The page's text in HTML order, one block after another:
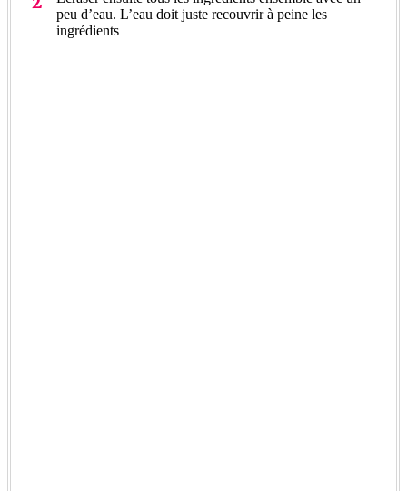
peu d’eau. L’eau doit juste recouvrir à peine les
ingrédients